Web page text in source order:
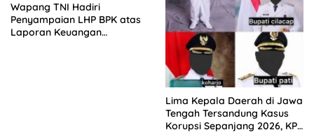
Wapang TNI Hadiri
Penyampaian LHP BPK atas
Laporan Keuangan
Lima Kepala Daerah di Jawa
Tengah Tersandung Kasus
Korupsi Sepanjang 2026, KPK